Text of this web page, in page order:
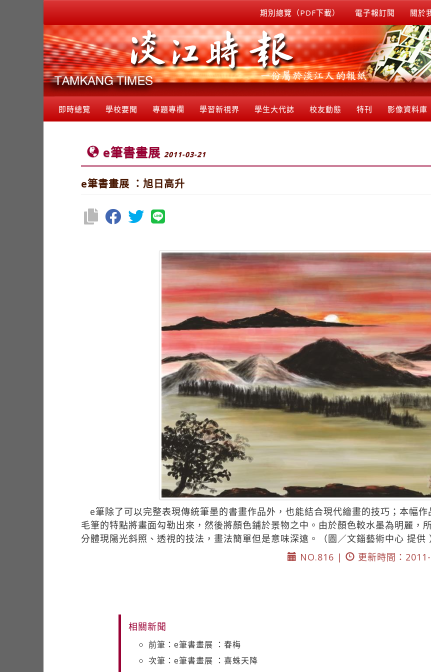
期別總覽（PDF下載） 電子報訂閱 關於
即時總覽 學校要聞 專題專欄 學習新視界 學生大代誌 校友動態 特刊 影像資料庫
e筆書畫展 2011-03-21
e筆書畫展 ：旭日高升
e筆除了可以完整表現傳統筆墨的書畫作品外，也能結合現代繪畫的技巧；本幅
毛筆的特點將畫面勾勒出來，然後將顏色鋪於景物之中。由於顏色較水墨為明麗，
分體現陽光斜照、透視的技法，畫法簡單但是意味深遠。（圖／文錙藝術中心 提供
NO.816 |
更新時間：
相關新聞
前筆：e筆書畫展 ：春梅
次筆：e筆書畫展 ：喜蛛天降